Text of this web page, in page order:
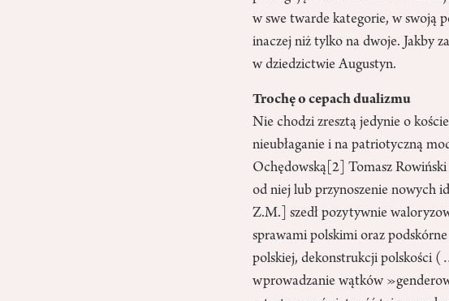
w swe twarde kategorie, w swoją
inaczej niż tylko na dwoje. Jakby
w dziedzictwie Augustyn.
Trochę o cepach dualizmu
Nie chodzi zresztą jedynie o
nieubłaganie i na patriotyczną
Ochędowską [2] Tomasz
od niej lub przynoszenie nowych
Z.M.] szedł pozytywnie
sprawami polskimi oraz
polskiej, dekonstrukcji polskości
wprowadzanie wątków